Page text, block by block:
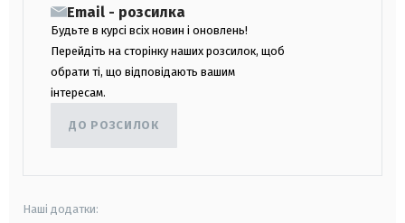
Email - розсилка
Будьте в курсі всіх новин і оновлень!
Перейдіть на сторінку наших розсилок, щоб
обрати ті, що відповідають вашим
інтересам.
ДО РОЗСИЛОК
Наші додатки: